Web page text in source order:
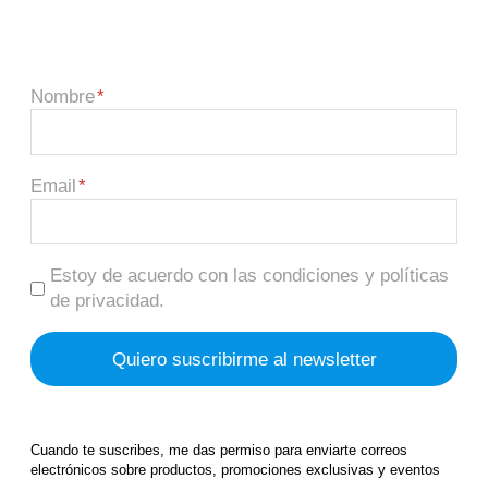
Nombre
Email
Estoy de acuerdo con las condiciones y políticas
de privacidad.
Cuando te suscribes, me das permiso para enviarte correos
electrónicos sobre productos, promociones exclusivas y eventos